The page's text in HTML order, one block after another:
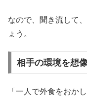
なので、聞き流して
ょう。
相手の環境を想
「一人で外食をおか